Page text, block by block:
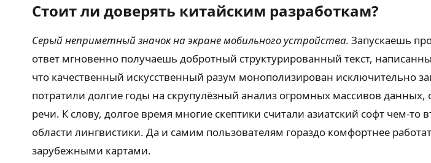
Стоит ли доверять китайским разработкам?
Серый неприметный значок на экране мобильного устройства. Запускаешь
ответ мгновенно получаешь добротный структурированный текст,
что качественный искусственный разум монополизирован
потратили долгие годы на скрупулёзный анализ огромных массивов
речи. К слову, долгое время многие скептики считали азиатский софт чем-
области лингвистики. Да и самим пользователям гораздо комфортнее
зарубежными картами.